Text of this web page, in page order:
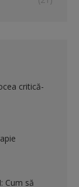
critică-
Cum să